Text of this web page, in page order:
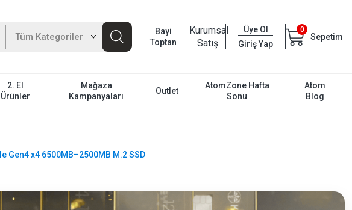
Bayi
Toptan
Kurumsal
Satış
Üye Ol
Giriş Yap
0
Sepetim
2. El
Ürünler
Mağaza
Kampanyaları
Outlet
AtomZone Hafta
Sonu
Atom
Blog
Gen4 x4 6500MB–2500MB M.2 SSD